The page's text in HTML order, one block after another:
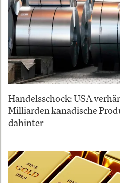
Handelsschock: USA
Milliarden kanadische
dahinter